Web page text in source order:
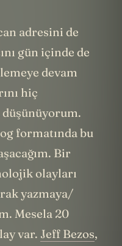
adresini de
gün içinde de
devam
hiç
formatında bu
Bir
olayları
yazmaya/
Mesela 20
var. Jeff Bezos,